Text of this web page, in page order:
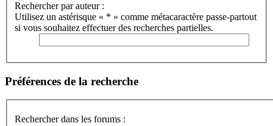
Rechercher par auteur :
Utilisez un astérisque « * » comme métacaractère passe-partout
si vous souhaitez effectuer des recherches partielles.
Préférences de la recherche
Rechercher dans les forums :